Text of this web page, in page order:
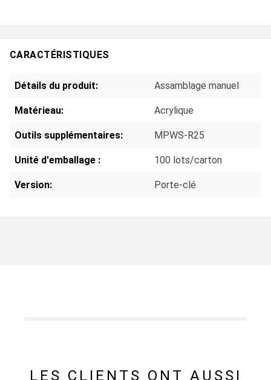
CARACTÉRISTIQUES
Détails du produit: Assamblage manuel
Matérieau: Acrylique
Outils supplémentaires: MPWS-R25
Unité d'emballage : 100 lots/carton
Version: Porte-clé
LES CLIENTS ONT AUSSI